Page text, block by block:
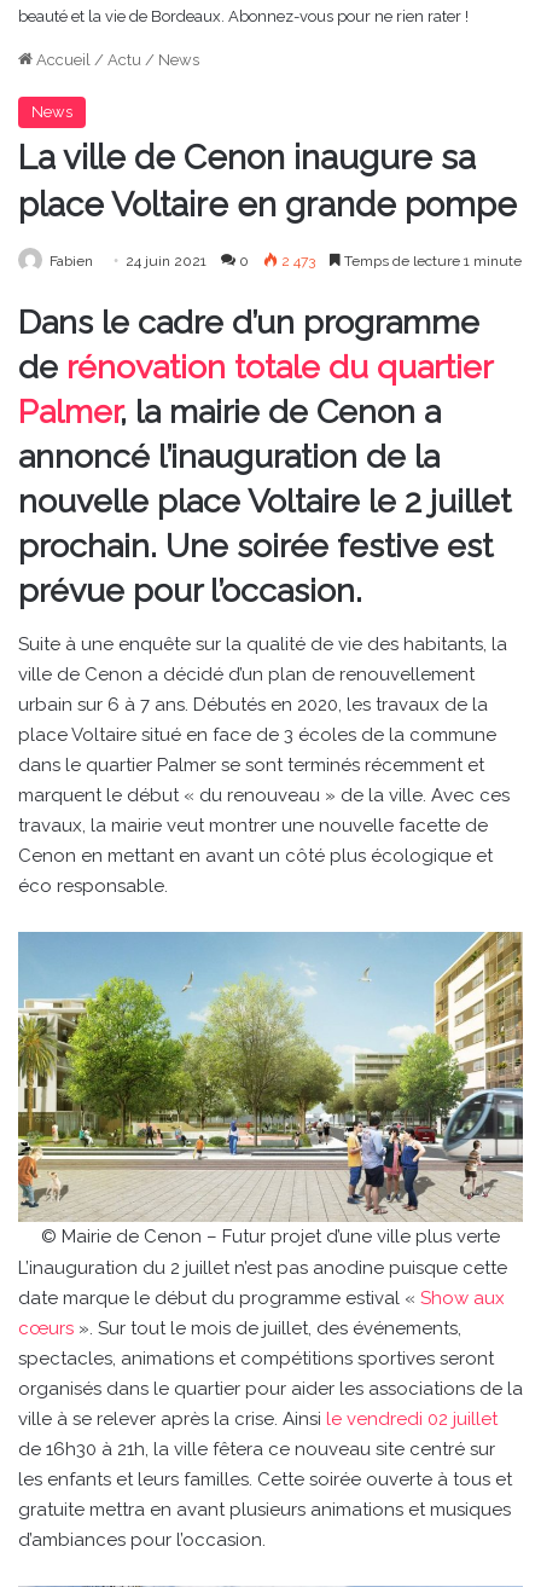
beauté et la vie de Bordeaux. Abonnez-vous pour ne rien rater !
Accueil / Actu / News
News
La ville de Cenon inaugure sa
place Voltaire en grande pompe
Fabien 24 juin 2021 0 2 473 Temps de lecture 1 minute
Dans le cadre d’un programme
de rénovation totale du quartier
Palmer, la mairie de Cenon a
annoncé l’inauguration de la
nouvelle place Voltaire le 2 juillet
prochain. Une soirée festive est
prévue pour l’occasion.
Suite à une enquête sur la qualité de vie des habitants, la
ville de Cenon a décidé d’un plan de renouvellement
urbain sur 6 à 7 ans. Débutés en 2020, les travaux de la
place Voltaire situé en face de 3 écoles de la commune
dans le quartier Palmer se sont terminés récemment et
marquent le début « du renouveau » de la ville. Avec ces
travaux, la mairie veut montrer une nouvelle facette de
Cenon en mettant en avant un côté plus écologique et
éco responsable.
© Mairie de Cenon – Futur projet d’une ville plus verte
L’inauguration du 2 juillet n’est pas anodine puisque cette
date marque le début du programme estival « Show aux
cœurs ». Sur tout le mois de juillet, des événements,
spectacles, animations et compétitions sportives seront
organisés dans le quartier pour aider les associations de la
ville à se relever après la crise. Ainsi le vendredi 02 juillet
de 16h30 à 21h, la ville fêtera ce nouveau site centré sur
les enfants et leurs familles. Cette soirée ouverte à tous et
gratuite mettra en avant plusieurs animations et musiques
d’ambiances pour l’occasion.